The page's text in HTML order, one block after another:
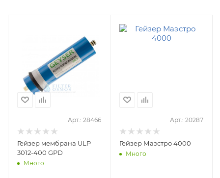
Арт.: 28466
Гейзер мембрана ULP
3012-400 GPD
Много
Арт.: 20287
Гейзер Маэстро 4000
Много